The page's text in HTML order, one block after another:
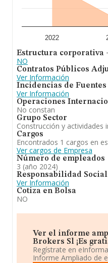
2022
Estructura corporativa
NO
Contratos Públicos
Ver Información
Incidencias de
Ver Información
Operaciones
No constan
Grupo Sector
Construcción y actividades
Cargos
Encontrados 1 cargos en
Ver cargos de Empresa
Número de empleados
3 (año 2024)
Responsabilidad
Ver Información
Cotiza en Bolsa
NO
Ver el informe
Brokers Sl ¡Es
Regístrate en
Informe Ampliado de